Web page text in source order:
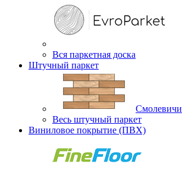
Вся паркетная доска
Штучный паркет
Смолевичи
Весь штучный паркет
Виниловое покрытие (ПВХ)